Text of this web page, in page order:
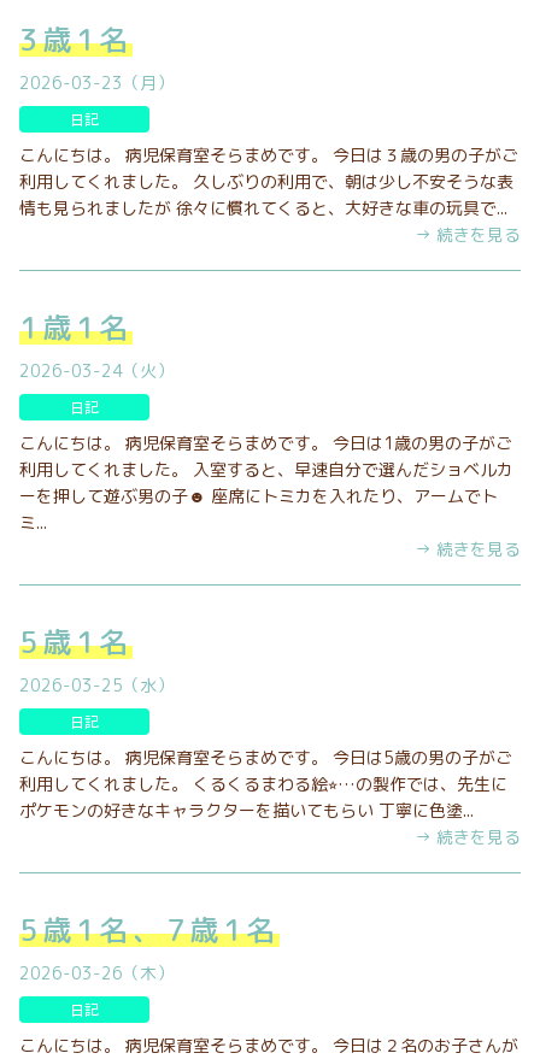
3歳1名
2026-03-23（月）
日記
こんにちは。 病児保育室そらまめです。 今日は３歳の男の子がご
利用してくれました。 久しぶりの利用で、朝は少し不安そうな表
情も見られましたが 徐々に慣れてくると、大好きな車の玩具で...
→ 続きを見る
1歳1名
2026-03-24（火）
日記
こんにちは。 病児保育室そらまめです。 今日は1歳の男の子がご
利用してくれました。 入室すると、早速自分で選んだショベルカ
ーを押して遊ぶ男の子☻ 座席にトミカを入れたり、アームでト
ミ...
→ 続きを見る
5歳1名
2026-03-25（水）
日記
こんにちは。 病児保育室そらまめです。 今日は5歳の男の子がご
利用してくれました。 くるくるまわる絵⭐︎…の製作では、先生に
ポケモンの好きなキャラクターを描いてもらい 丁寧に色塗...
→ 続きを見る
5歳1名、7歳1名
2026-03-26（木）
日記
こんにちは。 病児保育室そらまめです。 今日は２名のお子さんが